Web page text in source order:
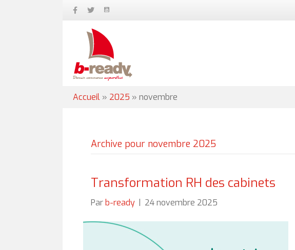
Accueil » 2025 » novembre
Archive pour novembre 2025
Transformation RH des cabinets
Par b-ready 24 novembre 2025